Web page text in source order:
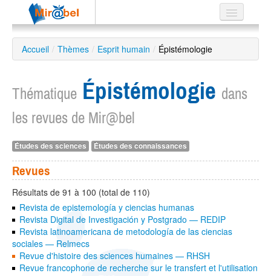
Le réseau
Soutien
Recherche
avancée
EN
ES
?
Accueil / Thèmes / Esprit humain / Épistémologie
Thématique Épistémologie dans
les revues de Mir@bel
Études des sciences Études des connaissances
Revues
Résultats de 91 à 100 (total de 110)
Revista de epistemología y ciencias humanas
Revista Digital de Investigación y Postgrado — REDIP
Revista latinoamericana de metodología de las ciencias
sociales — Relmecs
Revue d'histoire des sciences humaines — RHSH
Revue francophone de recherche sur le transfert et l'utilisation